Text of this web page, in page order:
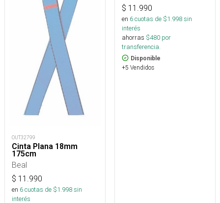
OUT32799
Cinta Plana 18mm
175cm
Beal
$ 11.990
en 6cuotas de $1.998sin
interés
$ 11.990
en 6cuotas de $1.998sin
interés
ahorras $480 por
transferencia.
Disponible
+5 Vendidos